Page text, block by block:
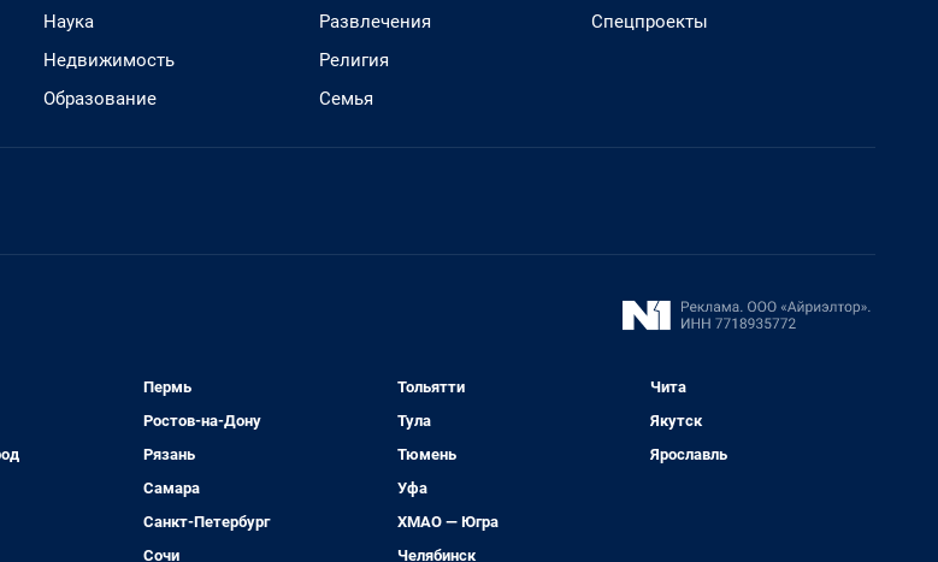
Наука
Недвижимость
Образование
Развлечения
Религия
Семья
Спецпроекты
Пермь
Ростов-на-Дону
Рязань
Самара
Санкт-Петербург
Сочи
Тольятти
Тула
Тюмень
Уфа
ХМАО — Югра
Челябинск
Чита
Якутск
Ярославль